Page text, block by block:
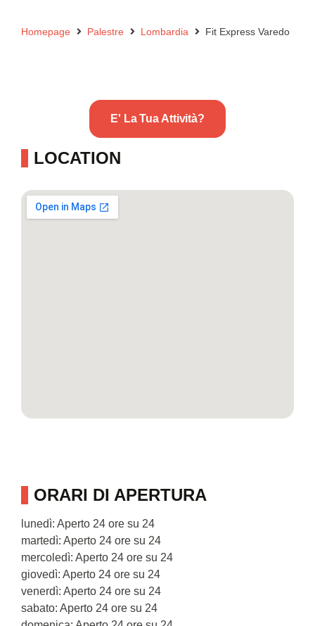
Homepage Palestre Lombardia Fit Express Varedo
E' La Tua Attività?
LOCATION
ORARI DI APERTURA
lunedì: Aperto 24 ore su 24
martedì: Aperto 24 ore su 24
mercoledì: Aperto 24 ore su 24
giovedì: Aperto 24 ore su 24
venerdì: Aperto 24 ore su 24
sabato: Aperto 24 ore su 24